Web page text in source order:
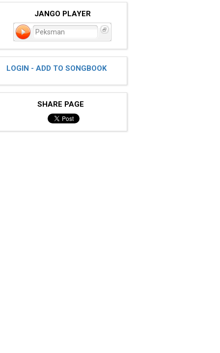
JANGO PLAYER
Peksman
LOGIN - ADD TO SONGBOOK
SHARE PAGE